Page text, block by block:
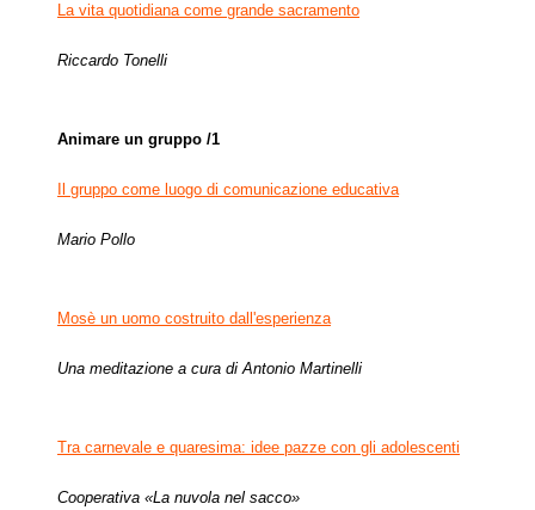
La vita quotidiana come grande sacramento
Riccardo Tonelli
Animare un gruppo /1
Il gruppo come luogo di comunicazione educativa
Mario Pollo
Mosè un uomo costruito dall'esperienza
Una meditazione a cura di Antonio Martinelli
Tra carnevale e quaresima: idee pazze con gli adolescenti
Cooperativa «La nuvola nel sacco»